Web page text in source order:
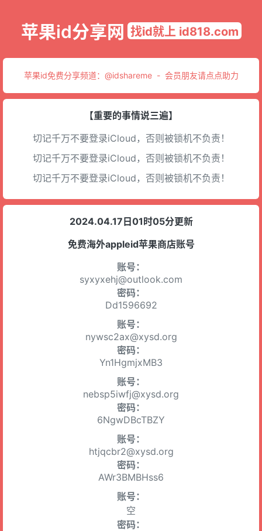
苹果id分享网 找id就上 id818.com
苹果id免费分享频道： @idshareme- 会员朋友请点点助力
【重要的事情说三遍】
切记千万不要登录iCloud，否则被锁机不负责！
切记千万不要登录iCloud，否则被锁机不负责！
切记千万不要登录iCloud，否则被锁机不负责！
2024.04.17日01时05分更新
免费海外appleid苹果商店账号
账号：
syxyxehj@outlook.com
密码：
Dd1596692
账号：
nywsc2ax@xysd.org
密码：
Yn1HgmjxMB3
账号：
nebsp5iwfj@xysd.org
密码：
6NgwDBcTBZY
账号：
htjqcbr2@xysd.org
密码：
AWr3BMBHss6
账号：
空
密码：